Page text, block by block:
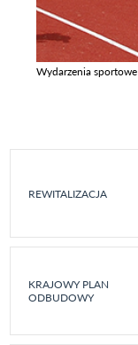
Wydarzenia sportowe
REWITALIZACJA
KRAJOWY PLAN
ODBUDOWY